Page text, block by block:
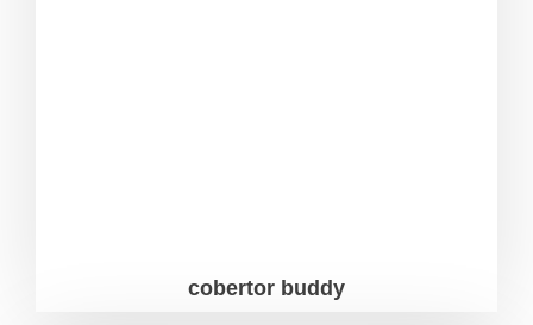
cobertor buddy